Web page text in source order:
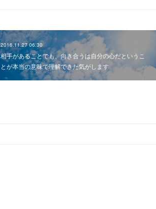
2016.11.27 06:30
相手があることでも、向き合うは自分の心だというこ
とが本当の意味で理解できた気がします